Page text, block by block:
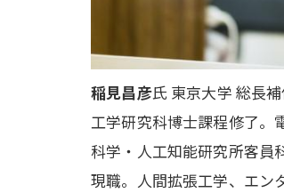
稲見昌彦氏 東京大学 総長
工学研究科博士課程修了。
科学・人工知能研究所客員
現職。人間拡張工学、エン